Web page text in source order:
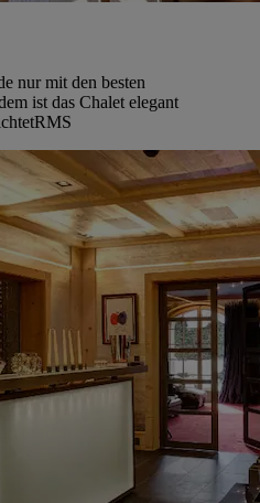
nur mit den besten
ist das Chalet elegant
RMS